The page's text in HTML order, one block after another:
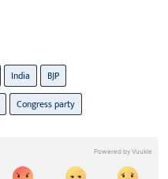
India
BJP
Congress party